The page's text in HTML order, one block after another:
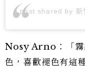
A post shared by 新
Nosy Arno：「霧
色，喜歡褪色有這